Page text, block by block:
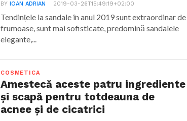
BYIOAN ADRIAN 2019-03-26T15:49:19+02:00
Tendințele la sandale în anul 2019 sunt extraordinar de
frumoase, sunt mai sofisticate, predomină sandalele
elegante,...
COSMETICA
Amestecă aceste patru ingrediente
și scapă pentru totdeauna de
acnee și de cicatrici